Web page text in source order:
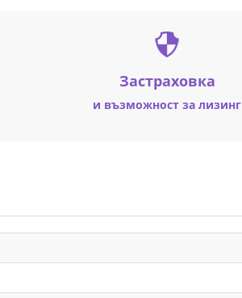
Застраховка
и възможност за лизинг